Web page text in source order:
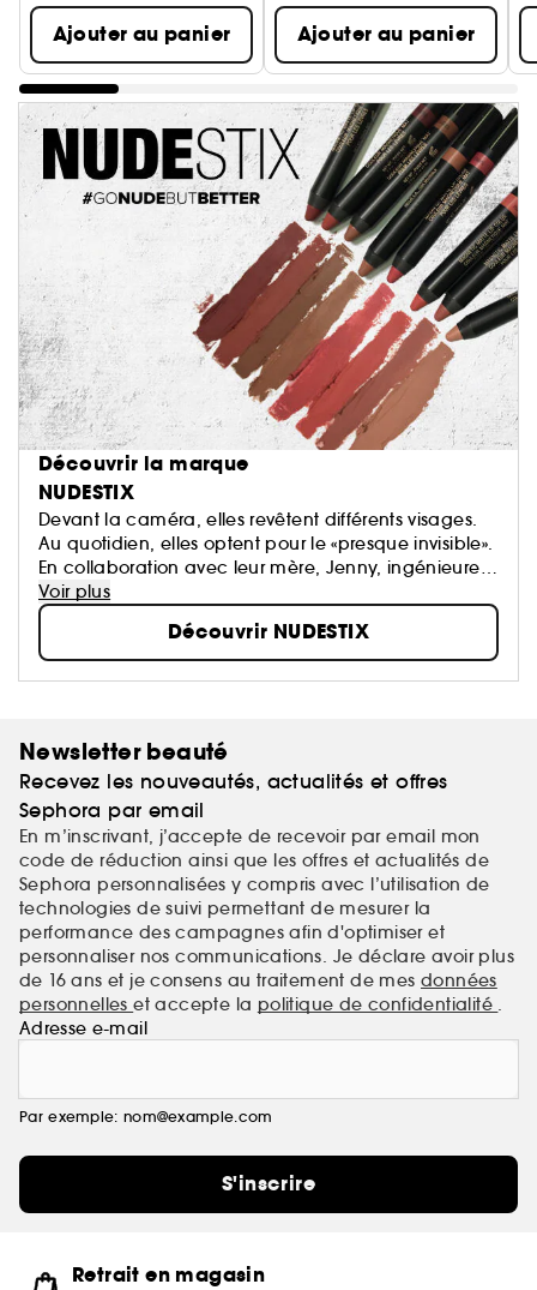
Ajouter au panier Ajouter au panier
Découvrir la marque
NUDESTIX
Devant la caméra, elles revêtent différents visages.
Au quotidien, elles optent pour le «presque invisible».
En collaboration avec leur mère, Jenny, ingénieure
chimiste cumulant 20 ans d’expérience dans le
domaine des produits cosmétiques...
Voir plus
Découvrir NUDESTIX
Newsletter beauté
Recevez les nouveautés, actualités et offres
Sephora par email
En m’inscrivant, j’accepte de recevoir par email mon
code de réduction ainsi que les offres et actualités de
Sephora personnalisées y compris avec l’utilisation de
technologies de suivi permettant de mesurer la
performance des campagnes afin d'optimiser et
personnaliser nos communications. Je déclare avoir plus
de 16 ans et je consens au traitement de mes données
personnelleset accepte la politique de confidentialité
Adresse e-mail
Par exemple: nom@example.com
S'inscrire
Retrait en magasin